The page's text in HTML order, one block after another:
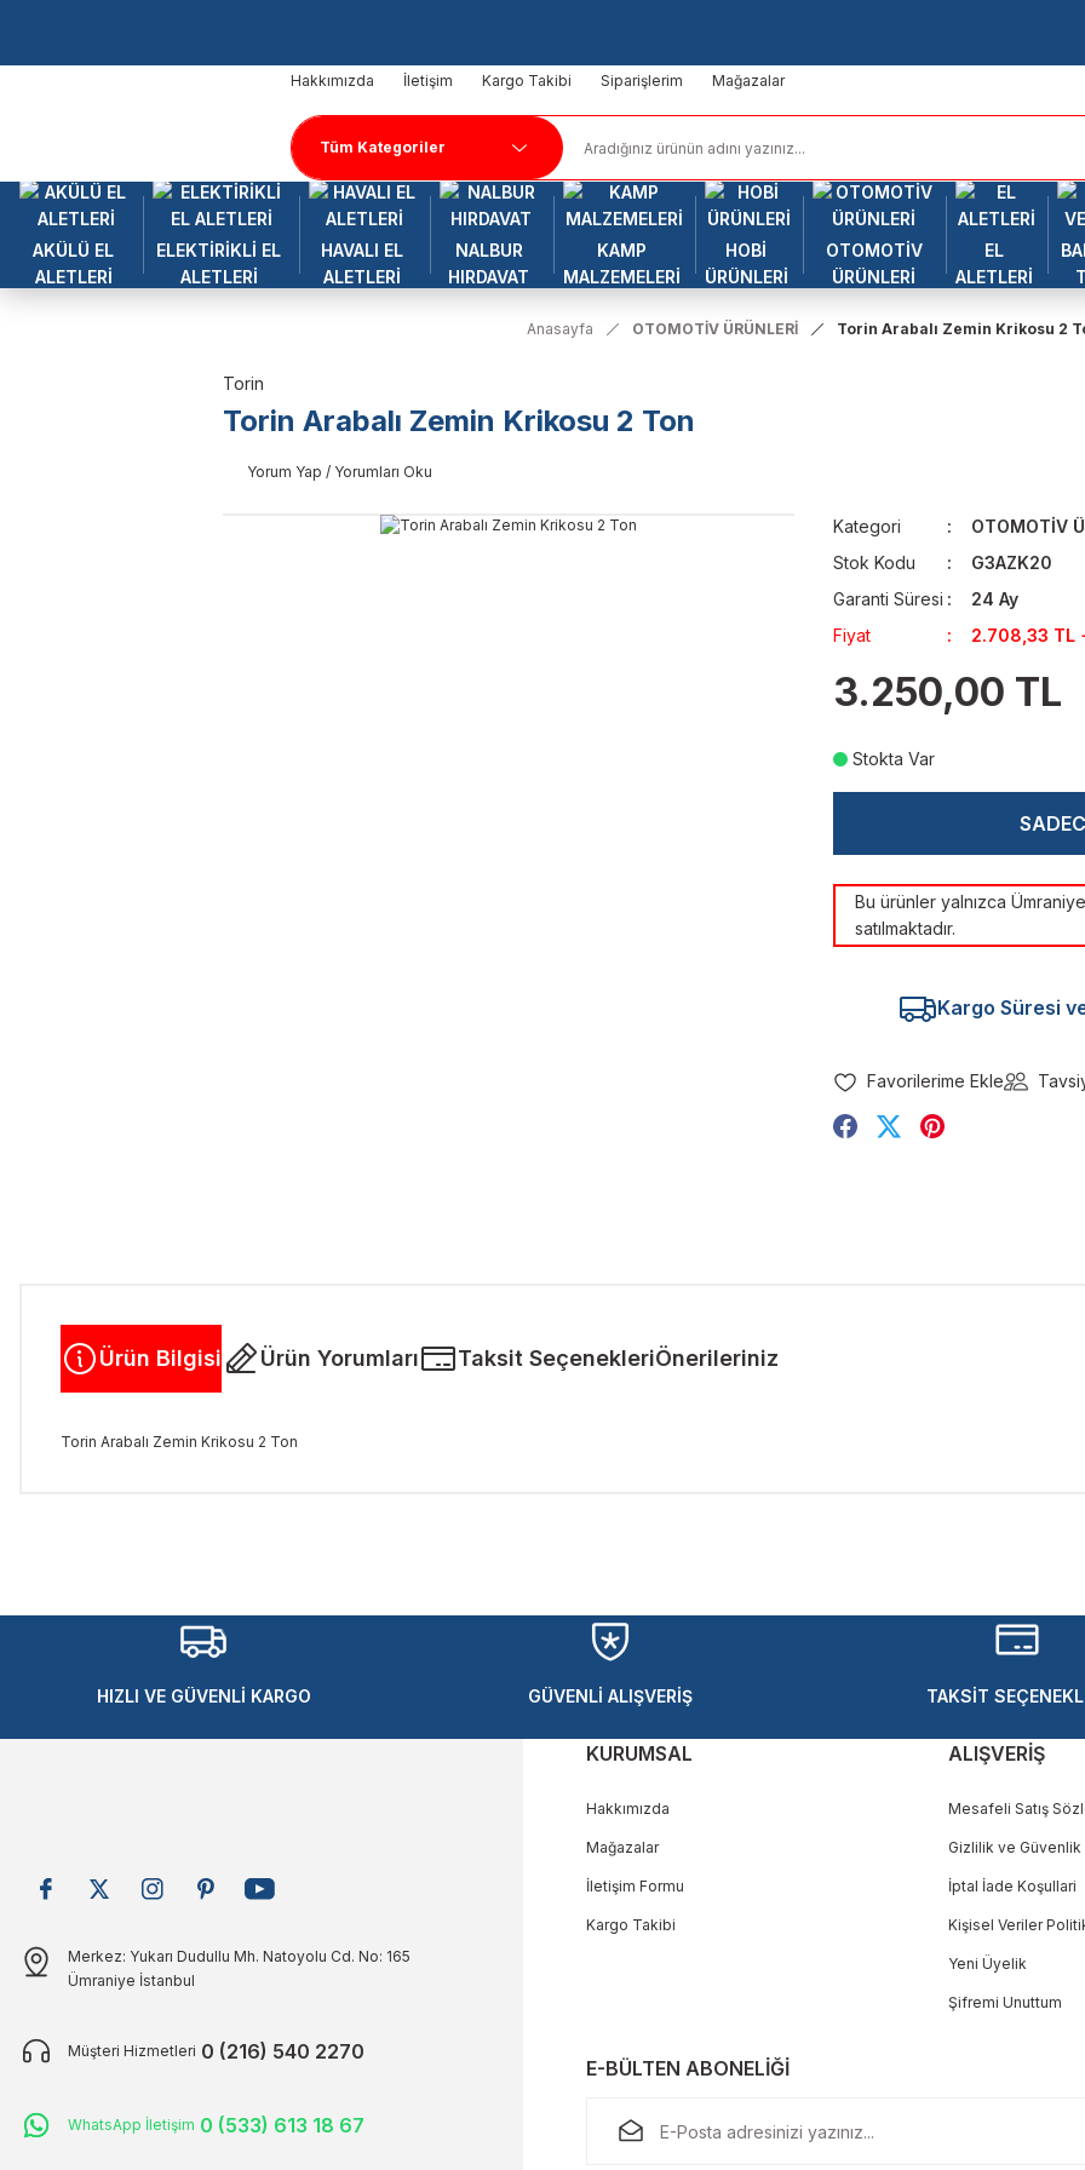
Hakkımızda İletişim Kargo Takibi Siparişlerim Mağazalar
AKÜLÜ EL
ALETLERİ
ELEKTİRİKLİ EL
ALETLERİ
HAVALI EL
ALETLERİ
NALBUR
HIRDAVAT
KAMP
MALZEMELERİ
HOBİ
ÜRÜNLERİ
OTOMOTİV
ÜRÜNLERİ
EL
ALETLERİ
Anasayfa OTOMOTİV ÜRÜNLERİ Torin Arabalı Zemin Krikosu 2
Torin
Torin Arabalı Zemin Krikosu 2 Ton
Yorum Yap / Yorumları Oku
Kategori
OTOMOTİV
Stok Kodu
G3AZK20
Garanti Süresi
24 Ay
Fiyat
2.708,33 TL
3.250,00 TL
Stokta Var
Bu ürünler yalnızca
satılmaktadır.
Kargo Süresi
Ürün Bilgisi Ürün Yorumları Taksit SeçenekleriÖnerileriniz
Torin Arabalı Zemin Krikosu 2 Ton
Yorum Yaz
Ürün açıklamasında eksik bilgiler bulunuyor.
Ürün bilgilerinde hatalar bulunuyor.
Ürün fiyatı diğer sitelerden daha pahalı.
HIZLI VE GÜVENLİ KARGO GÜVENLİ ALIŞVERİŞ TAKSİT
Merkez: Yukarı Dudullu Mh. Natoyolu Cd. No: 165
Ümraniye İstanbul
Müşteri Hizmetleri 0 (216) 540 2270
WhatsApp İletişim 0 (533) 613 18 67
KURUMSAL
Hakkımızda
Mağazalar
İletişim Formu
Kargo Takibi
ALIŞVERİŞ
Mesafeli Satış
Gizlilik ve Güvenlik
İptal İade Koşullari
Kişisel Veriler
Yeni Üyelik
Şifremi Unuttum
E-BÜLTEN ABONELİĞİ